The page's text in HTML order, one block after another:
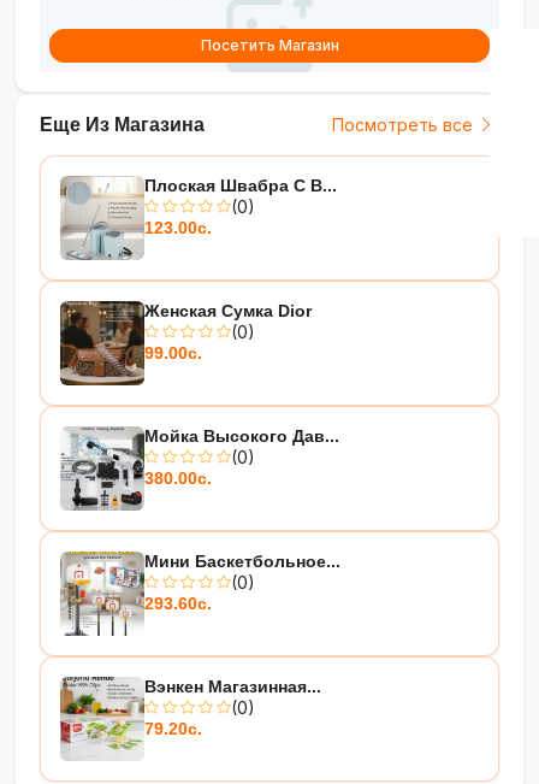
Еще Из Магазина Посмотреть все
Плоская Швабра С В...
(0)
123.00с.
Женская Сумка Dior
(0)
99.00с.
Мойка Высокого Дав...
(0)
380.00с.
Мини Баскетбольное...
(0)
293.60с.
Вэнкен Магазинная...
(0)
79.20с.
Посетить Магазин